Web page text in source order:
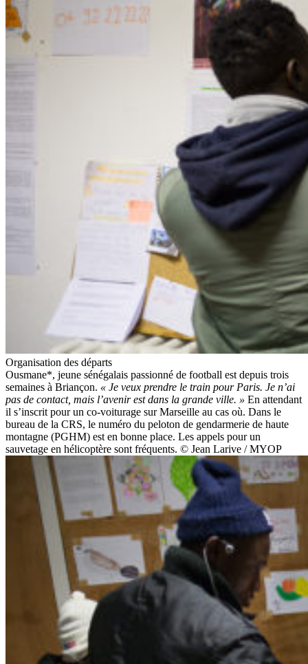
Organisation des départs
Ousmane*, jeune sénégalais passionné de football est depuis trois
semaines à Briançon. « Je veux prendre le train pour Paris. Je n’ai
pas de contact, mais l’avenir est dans la grande ville. » En attendant
il s’inscrit pour un co-voiturage sur Marseille au cas où. Dans le
bureau de la CRS, le numéro du peloton de gendarmerie de haute
montagne (PGHM) est en bonne place. Les appels pour un
sauvetage en hélicoptère sont fréquents. © Jean Larive / MYOP